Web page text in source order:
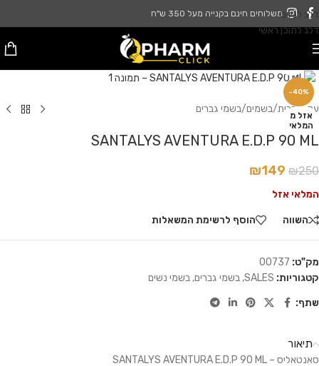
דלג לניווט
דלג לתוכן ראשי
משלוחים חינם בקנייה מעל 350 ש"ח
-40%
אזל מ
המלאי
עמוד הבית/בשמים/בשמי גברים
SANTALYS AVENTURA E.D.P 90 ML
₪250
₪149
המלאי אזל
השווה הוסף לרשימת המשאלות
מק"ט: 00737
קטגוריות: SALES
, בשמי גברים, בשמי נשים
שתף:
תיאור
סאנטאליס – SANTALYS AVENTURA E.D.P 90 ML